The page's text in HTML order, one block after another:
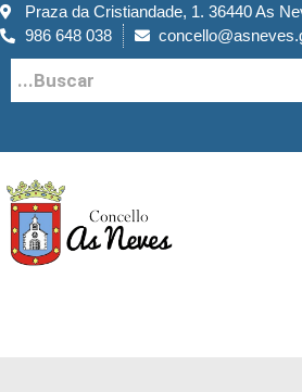
Praza da Cristiandade, 1. 36440 As
986 648 038